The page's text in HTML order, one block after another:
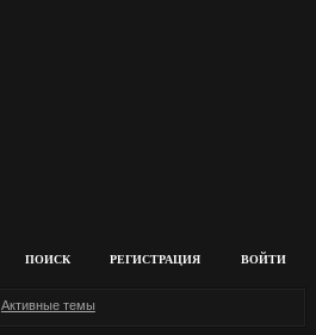
ПОИСК РЕГИСТРАЦИЯ ВОЙТИ
Активные темы